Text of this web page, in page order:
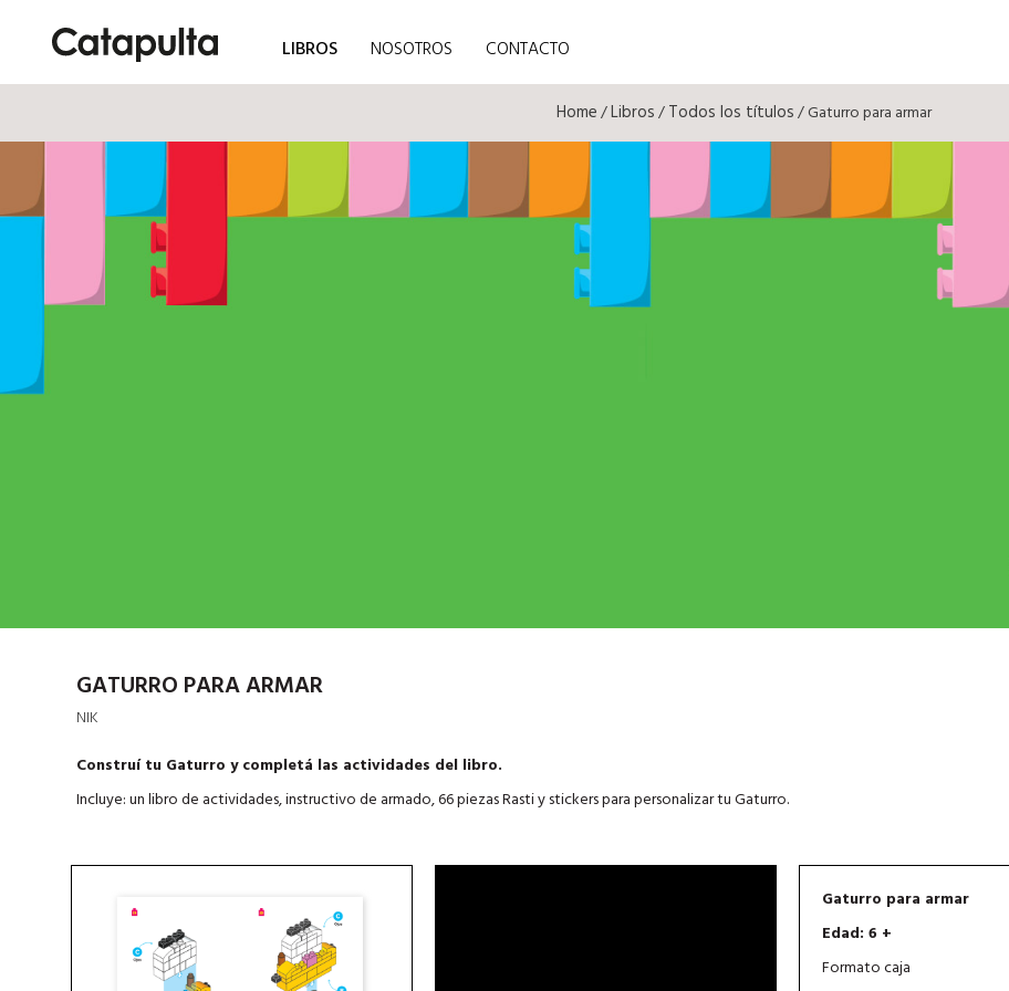
LIBROS NOSOTROS CONTACTO
Home/Libros/Todos los títulos/ Gaturro para armar
GATURRO PARA ARMAR
NIK
Construí tu Gaturro y completá las actividades del libro.
Incluye: un libro de actividades, instructivo de armado, 66 piezas Rasti y stickers para personalizar tu Gaturro.
Gaturro para armar
Edad: 6 +
Formato caja